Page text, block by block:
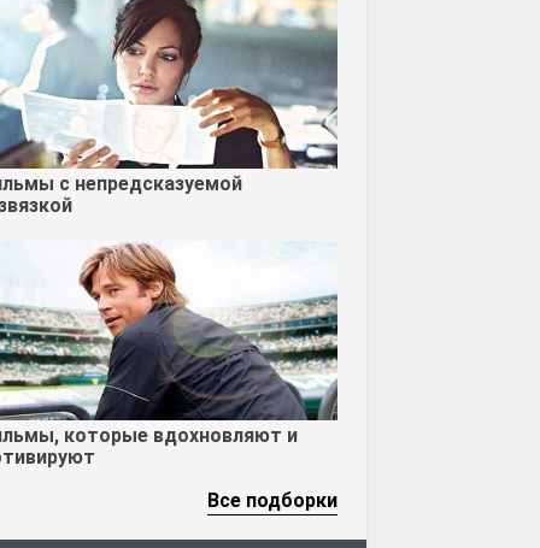
с непредсказуемой
которые вдохновляют и
Все подборки